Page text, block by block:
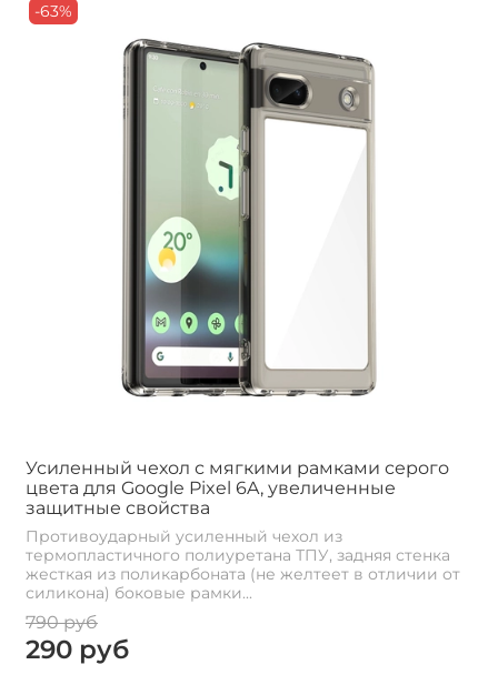
-63%
Усиленный чехол с мягкими рамками серого
цвета для Google Pixel 6A, увеличенные
защитные свойства
Противоударный усиленный чехол из
термопластичного полиуретана ТПУ, задняя стенка
жесткая из поликарбоната (не желтеет в отличии от
силикона) боковые рамки...
790 руб
290 руб